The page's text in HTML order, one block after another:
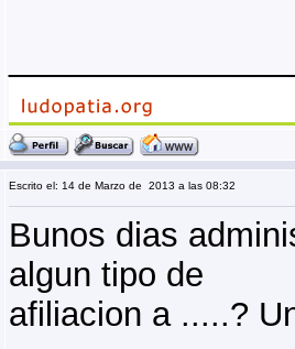
Escrito el: 14 de Marzo de 2013 a las 08:32
Bunos dias
algun tipo de
afiliacion a .....?